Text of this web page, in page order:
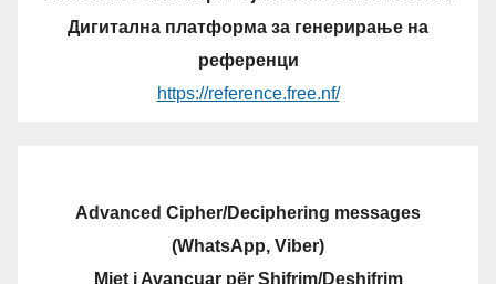
Дигитална платформа за генерирање на
референци
https://reference.free.nf/
Advanced Cipher/Deciphering messages
(WhatsApp, Viber)
Mjet i Avancuar për Shifrim/Deshifrim